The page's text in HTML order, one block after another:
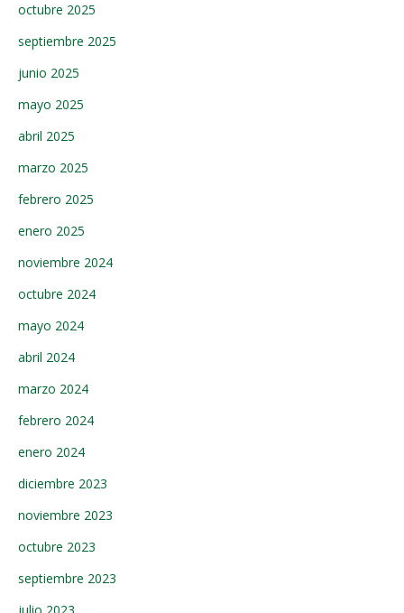
octubre 2025
septiembre 2025
junio 2025
mayo 2025
abril 2025
marzo 2025
febrero 2025
enero 2025
noviembre 2024
octubre 2024
mayo 2024
abril 2024
marzo 2024
febrero 2024
enero 2024
diciembre 2023
noviembre 2023
octubre 2023
septiembre 2023